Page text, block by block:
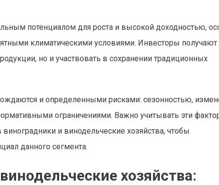
потенциалом для роста и высокой доходностью,
климатическими условиями. Инвесторы получают
но и участвовать в сохранении традиционных
и определенными рисками: сезонностью,
ограничениями. Важно учитывать эти
и винодельческие хозяйства, чтобы
данного сегмента.
хозяйства: